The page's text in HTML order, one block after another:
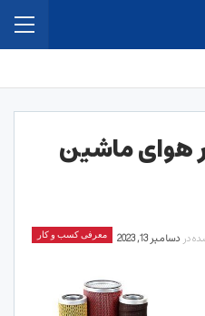
هوای ماشین
معرفی کسب و کار در دسامبر 13, 2023